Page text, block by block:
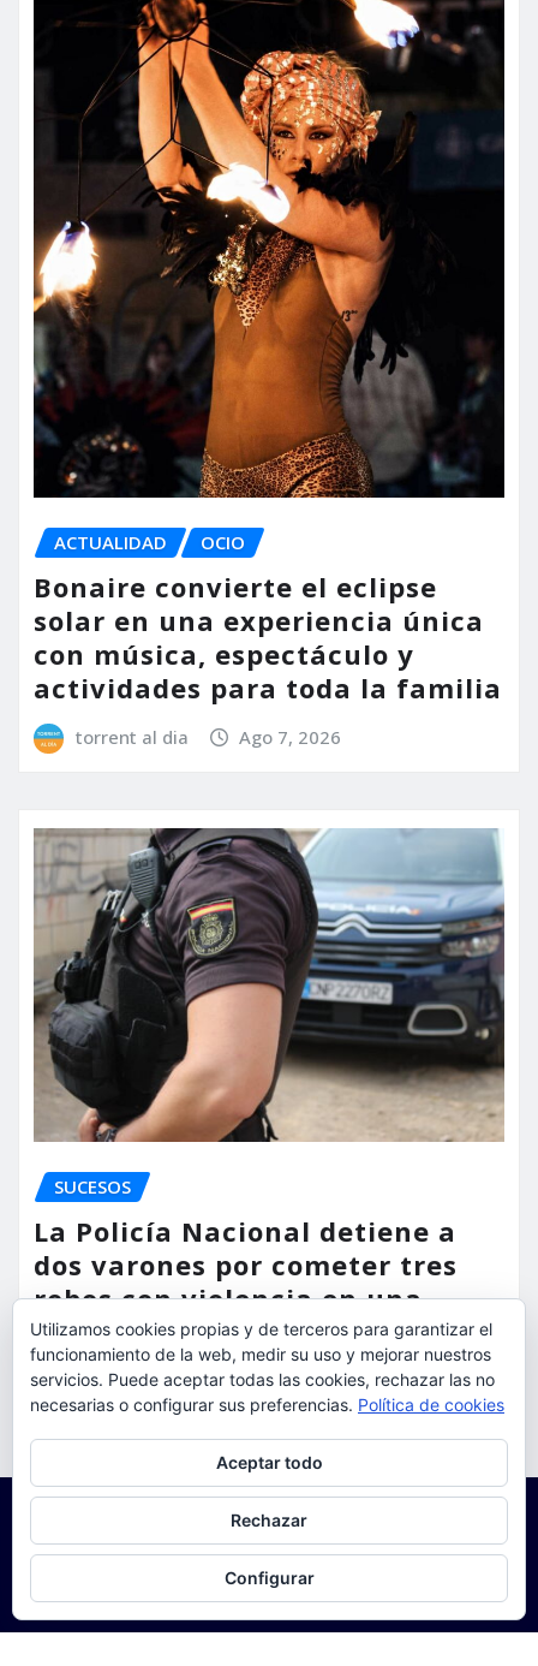
ACTUALIDAD OCIO
Bonaire convierte el eclipse
solar en una experiencia única
con música, espectáculo y
actividades para toda la familia
torrent al dia Ago 7, 2026
SUCESOS
La Policía Nacional detiene a
dos varones por cometer tres
robos con violencia en una
misma mañana
torrent al dia Ago 7, 2026
Utilizamos cookies propias y de terceros para garantizar el
funcionamiento de la web, medir su uso y mejorar nuestros
servicios. Puede aceptar todas las cookies, rechazar las no
necesarias o configurar sus preferencias. Política de cookies
Aceptar todo
Rechazar
Configurar
Para obtener más información, incluido cómo gestionar las cookies,